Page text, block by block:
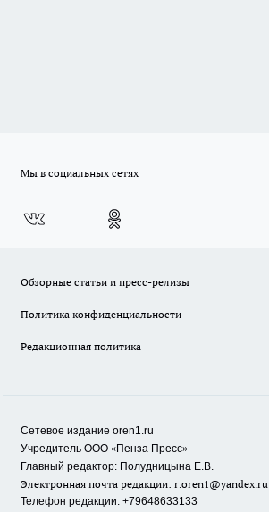
Мы в социальных сетях
Обзорные статьи и пресс-релизы
Политика конфиденциальности
Редакционная политика
Сетевое издание oren1.ru
Учредитель ООО «Пенза Пресс»
Главный редактор: Полудницына Е.В.
Электронная почта редакции: r.oren1@yandex.ru
Телефон редакции: +79648633133